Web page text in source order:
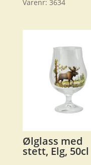
Varenr: 3634
Ølglass med
stett, Elg, 50cl